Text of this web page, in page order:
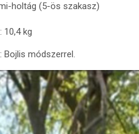
holtág (5-ös szakasz)
10,4 kg
Bojlis módszerrel.